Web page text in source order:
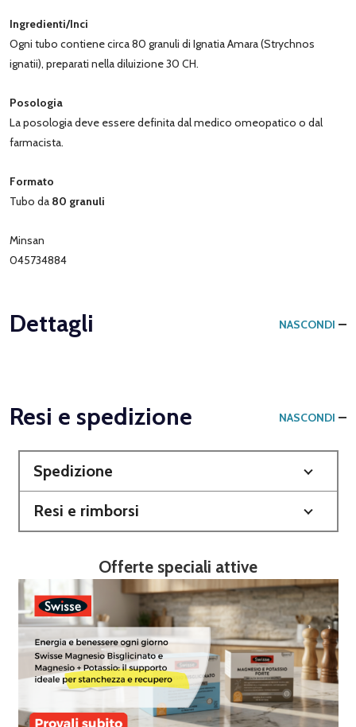
Ingredienti/Inci
Ogni tubo contiene circa 80 granuli di Ignatia Amara (Strychnos
ignatii), preparati nella diluizione 30 CH.
Posologia
La posologia deve essere definita dal medico omeopatico o dal
farmacista.
Formato
Tubo da 80 granuli
Minsan
045734884
Dettagli NASCONDI
Resi e spedizione NASCONDI
Spedizione
Resi e rimborsi
Offerte speciali attive